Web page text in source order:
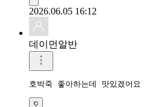
2026.06.05 16:12
데이먼알반
호박죽 좋아하는데 맛있겠어요